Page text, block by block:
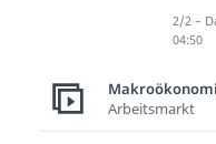
2/2 –
04:50
Arbeitsmarkt